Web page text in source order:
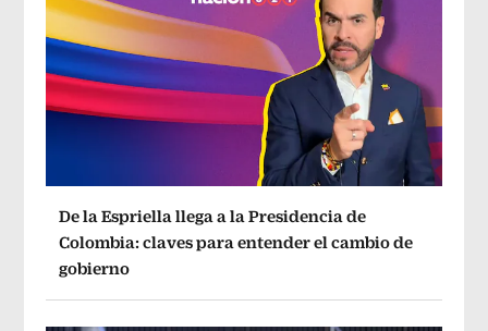
De la Espriella llega a la Presidencia de
Colombia: claves para entender el cambio de
gobierno